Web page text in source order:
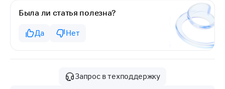
Была ли статья полезна?
Да Нет
Запрос в техподдержку